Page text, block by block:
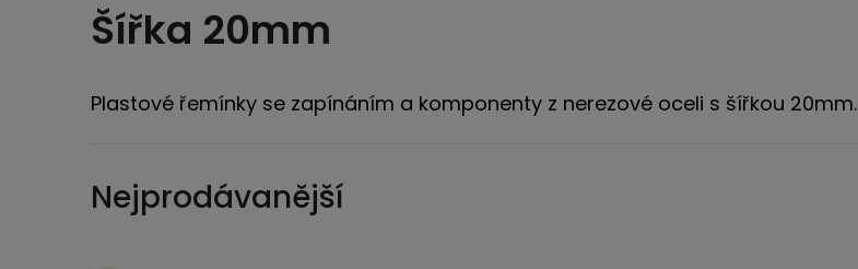
Šířka 20mm
Plastové řemínky se zapínáním a komponenty z nerezové oceli s šířkou 20mm.
Nejprodávanější